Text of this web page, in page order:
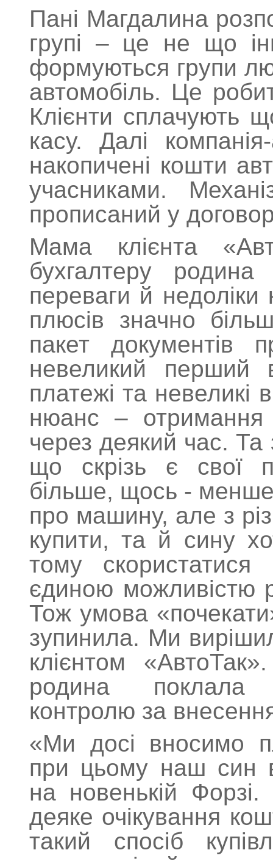
Пані Магдалина
групі – це не що
формуються групи
автомобіль. Це
Клієнти сплачують
касу. Далі
накопичені кошти
учасниками.
прописаний у
Мама клієнта
бухгалтеру родина
переваги й недоліки
плюсів значно
пакет документів
невеликий перший
платежі та невеликі
нюанс – отримання
через деякий час. Та
що скрізь є свої
більше, щось -
про машину, але з
купити, та й сину
тому
єдиною можливістю
Тож умова
зупинила. Ми
клієнтом
родина поклала
контролю за
«Ми досі вносимо
при цьому наш син
на новенькій
деяке очікування
такий спосіб